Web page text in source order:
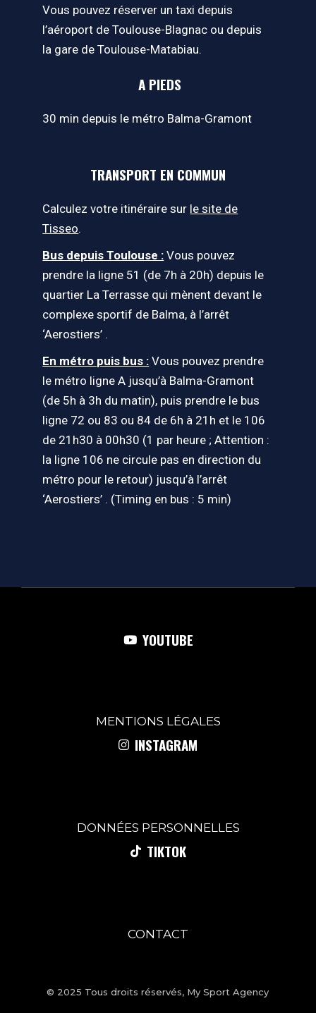
Vous pouvez réserver un taxi depuis
l’aéroport de Toulouse-Blagnac ou depuis
la gare de Toulouse-Matabiau.
A PIEDS
30 min depuis le métro Balma-Gramont
TRANSPORT EN COMMUN
Calculez votre itinéraire sur le site de
Tisseo.
Bus depuis Toulouse : Vous pouvez
prendre la ligne 51 (de 7h à 20h) depuis le
quartier La Terrasse qui mènent devant le
complexe sportif de Balma, à l’arrêt
‘Aerostiers’ .
En métro puis bus : Vous pouvez prendre
le métro ligne A jusqu’à Balma-Gramont
(de 5h à 3h du matin), puis prendre le bus
ligne 72 ou 83 ou 84 de 6h à 21h et le 106
de 21h30 à 00h30 (1 par heure ; Attention :
la ligne 106 ne circule pas en direction du
métro pour le retour) jusqu’à l’arrêt
‘Aerostiers’ . (Timing en bus : 5 min)
YOUTUBE
MENTIONS LÉGALES
INSTAGRAM
DONNÉES PERSONNELLES
TIKTOK
CONTACT
© 2025 Tous droits réservés, My Sport Agency